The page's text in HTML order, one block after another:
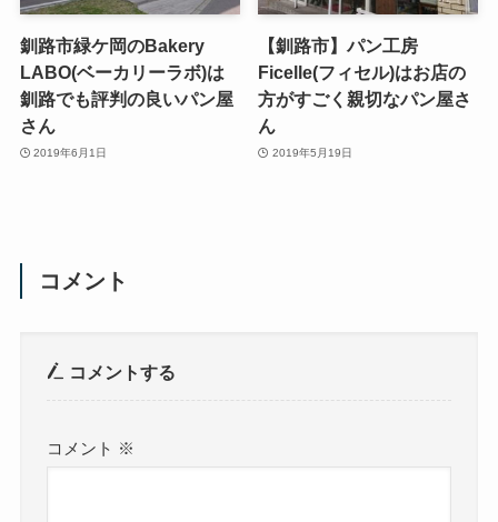
釧路市緑ケ岡のBakery
LABO(ベーカリーラボ)は
釧路でも評判の良いパン屋
さん
2019年6月1日
【釧路市】パン工房
Ficelle(フィセル)はお店の
方がすごく親切なパン屋さ
ん
2019年5月19日
コメント
コメントする
コメント ※